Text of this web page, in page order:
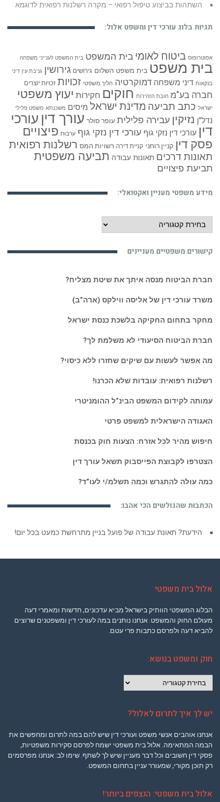
השתהות בביצוע טיפול רפואי – מקרה רשלנות רפואית לדוגמא
תגיות בלוג עורכי דין ומשפט אלול:
אפוטרופוס ביטוח לאומי בית המשפט בית המשפט לענייני משפחה
בית משפט בית משפט השלום גירושים גירושין גניבת עין דיני
בנקאות דיני משפחה דמוקרטיה הליך משפטי זכויות זכויות יוצרים
חברה בע"מ חובת הזהירות חוקים חקירות יעוץ משפטי
ישראל כתב תביעה מדינת ישראל מיסים משכנתא משפט פלילי
נדל"ן נזיקין עבירה פלילית עופר סולר עורך דין עורכי
דין עורכי דין נזקי גוף עורכי דין נזקי גוף ערבות פיצויים
פסק דין קניין רוחני קניית דירה רשויות המס רשלנות רפואית
תאונות דרכים תאונות עבודה תביעה משפטית
תביעת פיצויים
מידע משפטי מעניין ואקטואלי:
מידע
משפטי
ואקטואלי:
קישורים משפטיים מעניינים
חברת הביטוח מנסה איתך את שיטת מצליח?
משרד עורכי דין של אליסה ווילקס (ארה”ב)
מחקר בתחום החקיקה בלשכת כנסת ישראל
חברת הביטוח הסיעודי לא משלמת לך?
מה אפשר לעשות עם שיקים שחזרו ללא כיסוי?
רשלנות רפואית: עובדות שלא הכרנו!
עמותה לקידום המשפט הבינ”ל ההומניטרי
האגודה הישראלית למשפט פרטי
חיפוש מהיר לכל אזרח: הצעות חוק בכנסת
הצטרפו לקבוצת הפייסבוק תשאל עורך דין
כמה עולה להתגרש וכמה תשלמ/י לעו”ד?
הכתבות שהגולשים הכי אהבו:
הידעת? תאונת עבודה של פועל בניין מתרחשת כמעט בכל יום!
אלול בית משפטי
הבלוג המשפטי הוותיק בישראל מביא עדכונים, חדשות ומאמרי דעה
מעולם החוק והמשפט. אנחנו נותנים במה לעורכי דין ומשפטנים שרוצים
להביא דעה ולפרסם כתבות פרי עטם.
חוק ומשפט בנושא:
ומשפט
יש לך איך לתרום לאלול?
אנחנו אוהבים אנשי משפט ועורכי דין שיש להם במה לתרום ומחפשים את
הבמה המתאימה. אלול בית משפטי ישמח לפרסם סקירות משפטיות,
פסקי דין חשובים וכל דבר מעניין שיש לך לשתף. שימו לב: אנחנו מפרסמים
רק תוכן מקורי, שמעורר עניין בתחום המשפט.
אלול בית משפטי: הנצפים ביותר!